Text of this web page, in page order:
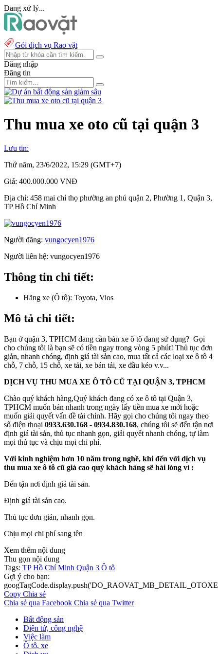
Đang xử lý...
Gói dịch vụ Rao vặt
Đăng nhập
Đăng tin
Thu mua xe oto cũ tại quận 3
Lưu tin:
Thứ năm, 23/6/2022, 15:29 (GMT+7)
Giá: 400.000.000 VNĐ
Địa chỉ: 458 mai chí thọ phường an phú quận 2, Phường 1, Quận 3,
TP Hồ Chí Minh
Người đăng: vungocyen1976
Người liên hệ: vungocyen1976
Thông tin chi tiết:
Hãng xe (Ô tô): Toyota, Vios
Mô tả chi tiết:
Bạn ở quận 3, TPHCM đang cần bán xe ô tô đang sử dụng? Gọi
cho chúng tôi là bạn sẽ có tiền ngay trong vòng 5 phút! Thủ tục đơn
giản, nhanh chóng, định giá tài sản cao, mua tất cả các loại xe ô tô 4
chỗ, 7 chỗ, 15 chỗ, xe tải, xe bán tải, xe đầu kéo v.v...
DỊCH VỤ THU MUA XE Ô TÔ CŨ TẠI QUẬN 3, TPHCM
Chào quý khách hàng,Quý khách đang có xe ô tô tại Quận 3,
TPHCM muốn bán nhanh trong ngày lấy tiền mua xe mới hoặc
muốn giải quyết vấn đề tài chính. Hãy gọi cho chúng tôi ngay theo
số điện thoại 0933.630.168 - 0934.830.168, chúng tôi sẽ đến tận nơi
định giá tài sản, thủ tục nhanh gọn, giải quyết nhanh chóng, tự làm
mọi thủ tục và chịu mọi chi phí.
Với kinh nghiệm hơn 10 năm trong nghề, khi đến với dịch vụ
thu mua xe ô tô cũ giá cao quý khách hàng sẽ hài lòng vì :
Đến tận nơi định giá tài sản.
Định giá tài sản cao.
Thủ tục đơn giản, nhanh gọn.
Chịu mọi chi phí sang tên
Xem thêm nội dung
Thu gọn nội dung
Tags: TP Hồ Chí Minh Quận 3 Ô tô
Gợi ý cho bạn:
Copy Chia sẻ
Chia sẻ qua Facebook Chia sẻ qua Twitter
Bất động sản
Điện tử, công nghệ
Việc làm
Ô tô, xe